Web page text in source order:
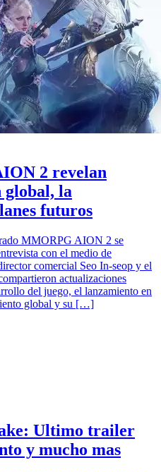
2 revelan
global, la
futuros
MMORPG AION 2 se
con el medio de
comercial Seo In-seop y el
actualizaciones
del juego, el lanzamiento en
global y su […]
Ultimo trailer
y mucho mas